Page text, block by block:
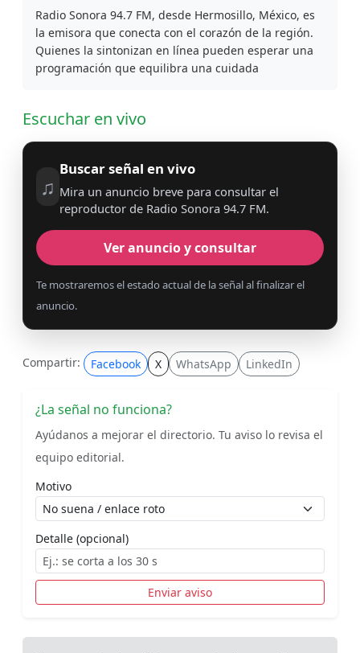
Radio Sonora 94.7 FM, desde Hermosillo, México, es
la emisora que conecta con el corazón de la región.
Quienes la sintonizan en línea pueden esperar una
programación que equilibra una cuidada
Escuchar en vivo
♫
Buscar señal en vivo
Mira un anuncio breve para consultar el
reproductor de Radio Sonora 94.7 FM.
Ver anuncio y consultar
Te mostraremos el estado actual de la señal al finalizar el
anuncio.
Compartir: Facebook X WhatsApp LinkedIn
¿La señal no funciona?
Ayúdanos a mejorar el directorio. Tu aviso lo revisa el
equipo editorial.
Motivo
Detalle (opcional)
Enviar aviso